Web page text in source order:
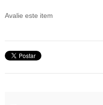
Avalie este item